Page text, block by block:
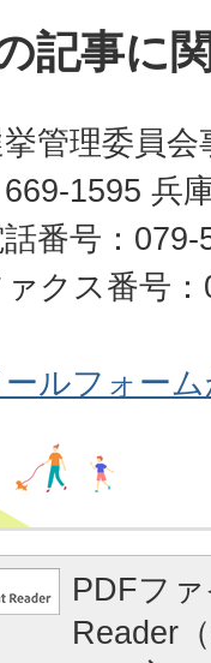
記事に
管理委員会
1595 兵
番号：079-
ァクス番号
ールフォー
PDFフ
Reader